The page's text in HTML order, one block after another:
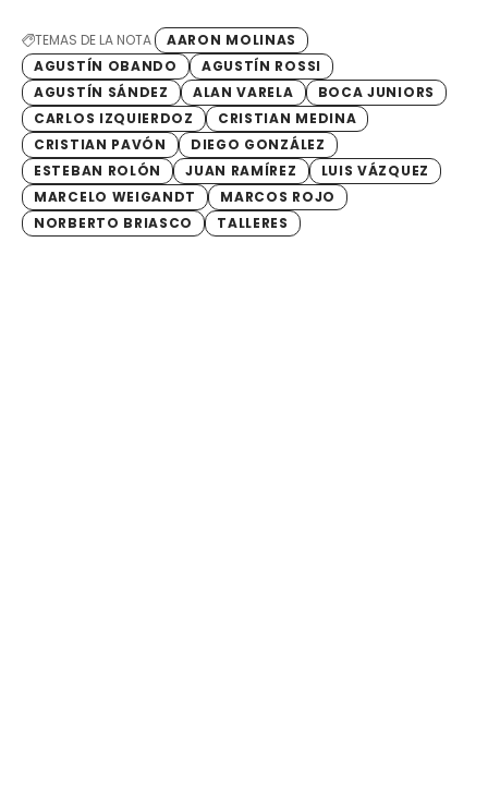
TEMAS DE LA NOTA
AARON MOLINAS
AGUSTÍN OBANDO
AGUSTÍN ROSSI
AGUSTÍN SÁNDEZ
ALAN VARELA
BOCA JUNIORS
CARLOS IZQUIERDOZ
CRISTIAN MEDINA
CRISTIAN PAVÓN
DIEGO GONZÁLEZ
ESTEBAN ROLÓN
JUAN RAMÍREZ
LUIS VÁZQUEZ
MARCELO WEIGANDT
MARCOS ROJO
NORBERTO BRIASCO
TALLERES